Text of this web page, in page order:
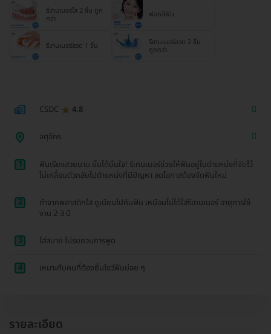
รีเทนเนอร์ใส 2 ชิ้น ถูก
กว่า ฟอกสีฟัน
รีเทนเนอร์ลวด 1 ชิ้น รีเทนเนอร์ลวด 2 ชิ้น
ถูกกว่า
CSDC 4.8
จตุจักร
1
ฟันเรียงสวยนาน ยิ้มได้มั่นใจ! รีเทนเนอร์ช่วยให้ฟันอยู่ในตำแหน่งที่จัดไว้
ไม่เคลื่อนตัวกลับไปตำแหน่งที่มีปัญหา ลดโอกาสต้องจัดฟันใหม่
2
ทำจากพลาสติกใส ดูเนียนไปกับฟัน เหมือนไม่ได้ใส่รีเทนเนอร์ อายุการใช้
งาน 2-3 ปี
3 ใส่สบาย ไม่รบกวนการพูด
4 เหมาะกับคนที่ต้องยิ้มโชว์ฟันบ่อย ๆ
รายละเอียด